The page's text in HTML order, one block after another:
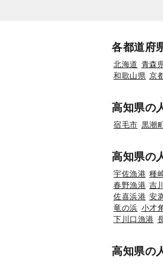
各都道府
北海道 青森
和歌山県 京
高知県の
宿毛市 黒潮
高知県の
宇佐漁港 種
春野漁港 吉
佐喜浜港 安
竜の浜 小才
下川口漁港
高知県の